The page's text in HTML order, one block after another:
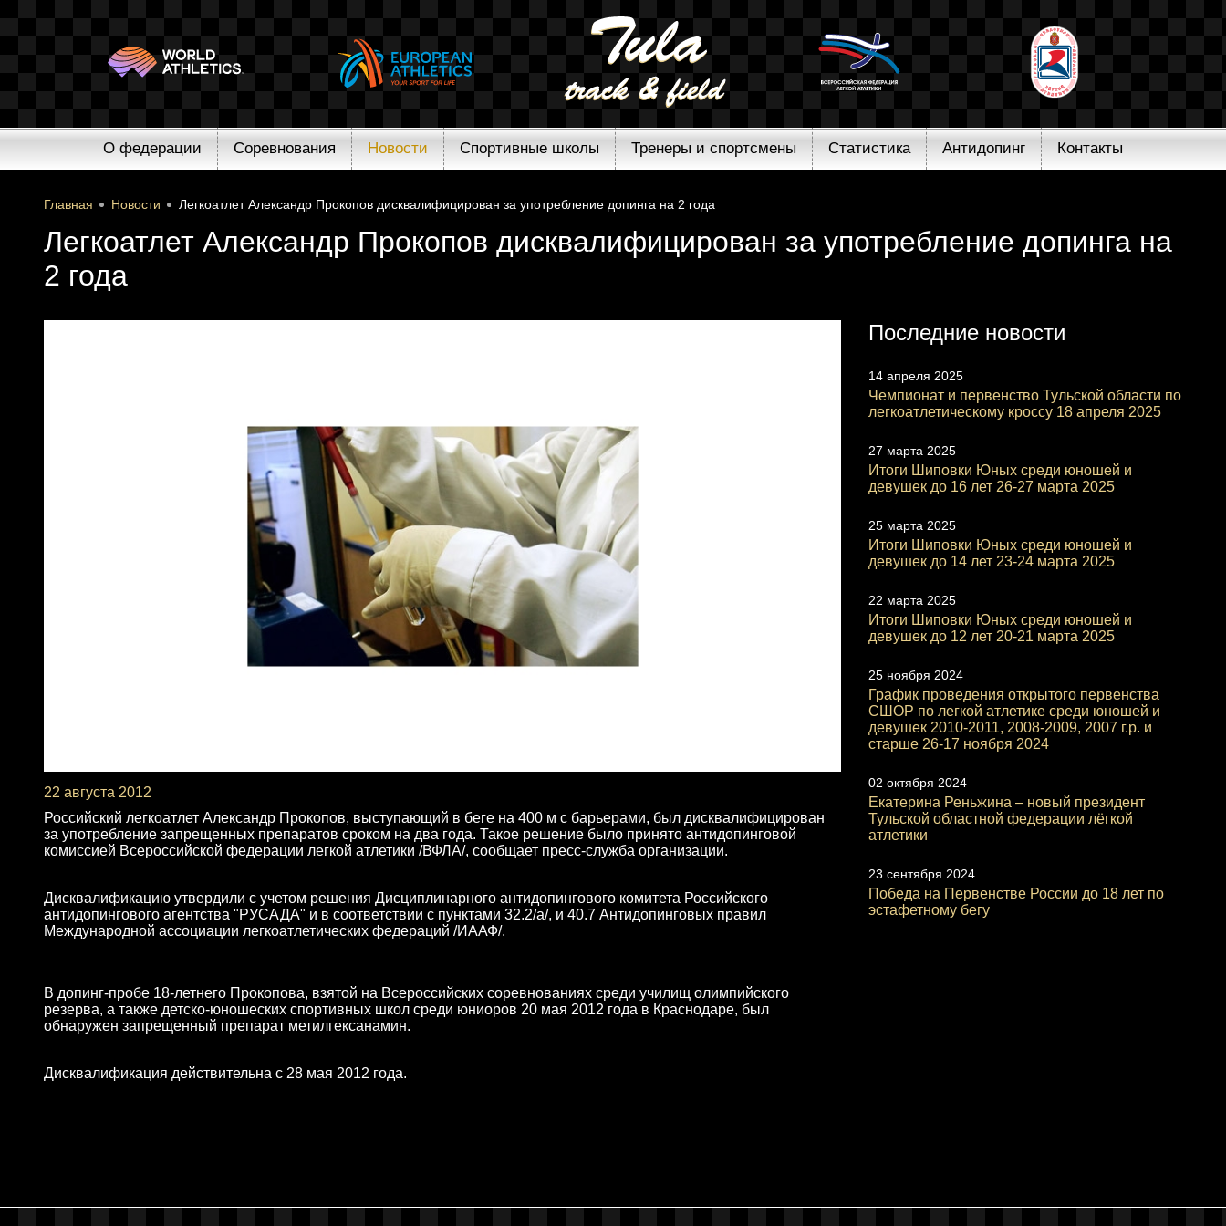
О федерации Соревнования Новости Спортивные школы Тренеры и спортсмены Статистика Антидопинг Контакты
Главная Новости Легкоатлет Александр Прокопов дисквалифицирован за употребление допинга на 2 года
Легкоатлет Александр Прокопов дисквалифицирован за употребление допинга на
2 года
22 августа 2012
Российский легкоатлет Александр Прокопов, выступающий в беге на 400 м с барьерами, был дисквалифицирован
за употребление запрещенных препаратов сроком на два года. Такое решение было принято антидопинговой
комиссией Всероссийской федерации легкой атлетики /ВФЛА/, сообщает пресс-служба организации.
Дисквалификацию утвердили с учетом решения Дисциплинарного антидопингового комитета Российского
антидопингового агентства "РУСАДА" и в соответствии с пунктами 32.2/а/, и 40.7 Антидопинговых правил
Международной ассоциации легкоатлетических федераций /ИААФ/.
В допинг-пробе 18-летнего Прокопова, взятой на Всероссийских соревнованиях среди училищ олимпийского
резерва, а также детско-юношеских спортивных школ среди юниоров 20 мая 2012 года в Краснодаре, был
обнаружен запрещенный препарат метилгексанамин.
Дисквалификация действительна с 28 мая 2012 года.
Последние новости
14 апреля 2025
Чемпионат и первенство Тульской области по
легкоатлетическому кроссу 18 апреля 2025
27 марта 2025
Итоги Шиповки Юных среди юношей и
девушек до 16 лет 26-27 марта 2025
25 марта 2025
Итоги Шиповки Юных среди юношей и
девушек до 14 лет 23-24 марта 2025
22 марта 2025
Итоги Шиповки Юных среди юношей и
девушек до 12 лет 20-21 марта 2025
25 ноября 2024
График проведения открытого первенства
СШОР по легкой атлетике среди юношей и
девушек 2010-2011, 2008-2009, 2007 г.р. и
старше 26-17 ноября 2024
02 октября 2024
Екатерина Реньжина – новый президент
Тульской областной федерации лёгкой
атлетики
23 сентября 2024
Победа на Первенстве России до 18 лет по
эстафетному бегу